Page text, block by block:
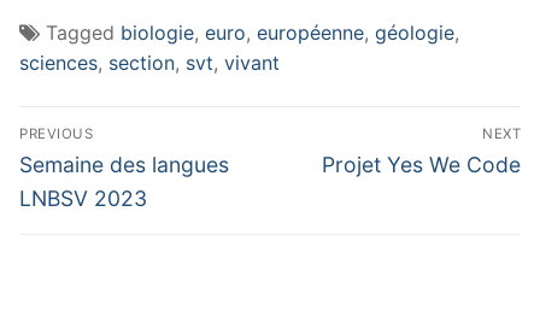
Tagged biologie, euro, européenne, géologie,
sciences, section, svt, vivant
Navigation
de
l’article
PREVIOUS
Previous
post:
Semaine des langues
LNBSV 2023
NEXT
Next
Projet Yes We Code